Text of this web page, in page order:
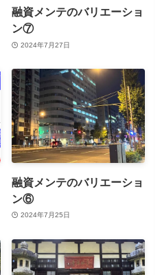
融資メンテのバリエーショ
ン⑦
2024年7月27日
融資メンテのバリエーショ
ン⑥
2024年7月25日